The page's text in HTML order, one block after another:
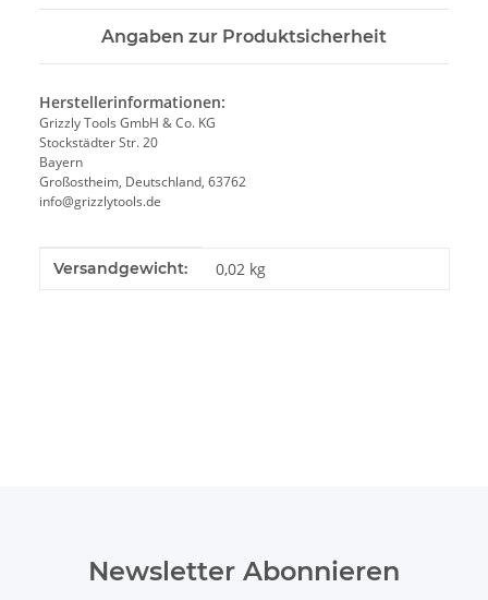
Angaben zur Produktsicherheit
Herstellerinformationen:
Grizzly Tools GmbH & Co. KG
Stockstädter Str. 20
Bayern
Großostheim, Deutschland, 63762
info@grizzlytools.de
Produkteigenschaft
Wert
Versandgewicht: 0,02 kg
Newsletter Abonnieren